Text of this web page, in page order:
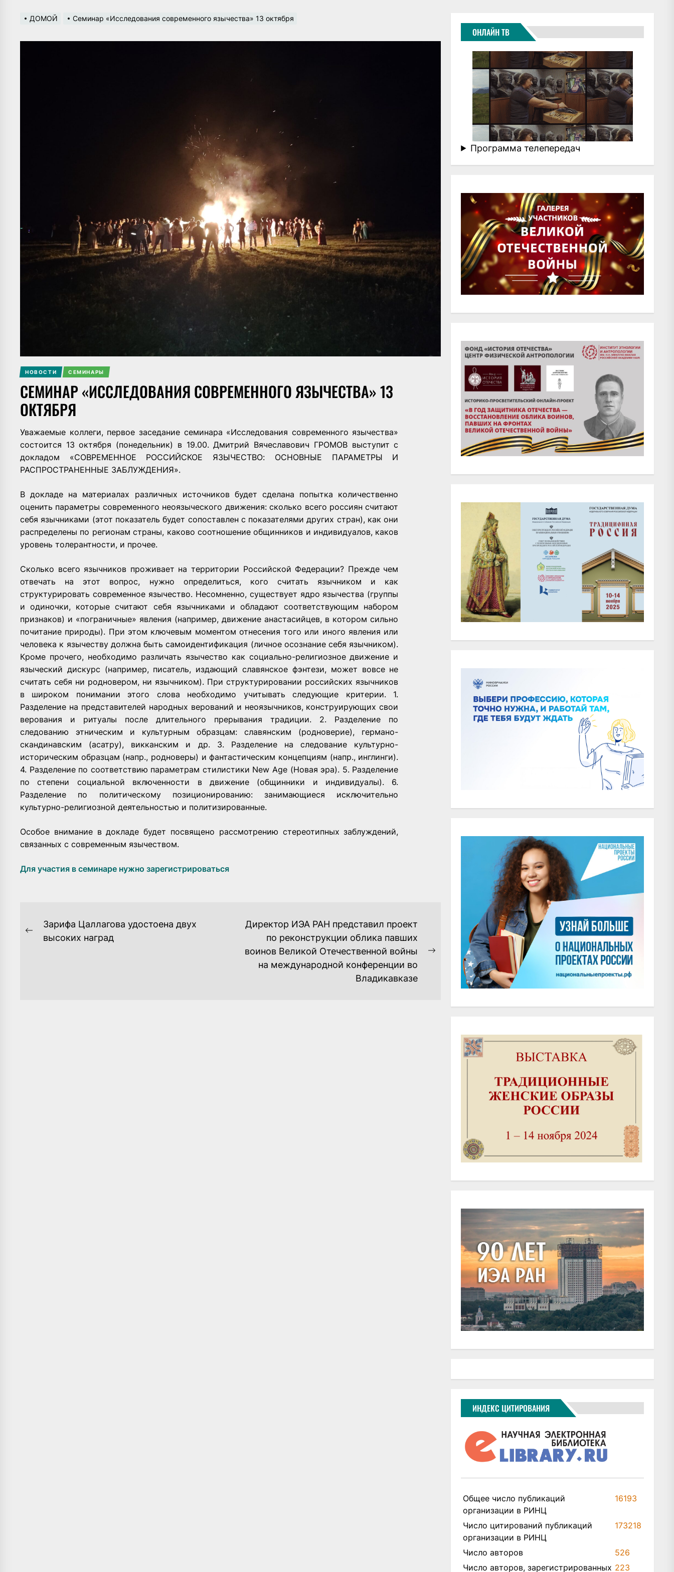
ДОМОЙ Семинар «Исследования современного язычества» 13 октября
НОВОСТИ СЕМИНАРЫ
СЕМИНАР «ИССЛЕДОВАНИЯ СОВРЕМЕННОГО ЯЗЫЧЕСТВА» 13
ОКТЯБРЯ
Уважаемые коллеги, первое заседание семинара «Исследования современного язычества»
состоится 13 октября (понедельник) в 19.00. Дмитрий Вячеславович ГРОМОВ выступит с
докладом «СОВРЕМЕННОЕ РОССИЙСКОЕ ЯЗЫЧЕСТВО: ОСНОВНЫЕ ПАРАМЕТРЫ И
РАСПРОСТРАНЕННЫЕ ЗАБЛУЖДЕНИЯ».
В докладе на материалах различных источников будет сделана попытка количественно
оценить параметры современного неоязыческого движения: сколько всего россиян считают
себя язычниками (этот показатель будет сопоставлен с показателями других стран), как они
распределены по регионам страны, каково соотношение общинников и индивидуалов, каков
уровень толерантности, и прочее.
Сколько всего язычников проживает на территории Российской Федерации? Прежде чем
отвечать на этот вопрос, нужно определиться, кого считать язычником и как
структурировать современное язычество. Несомненно, существует ядро язычества (группы
и одиночки, которые считают себя язычниками и обладают соответствующим набором
признаков) и «пограничные» явления (например, движение анастасийцев, в котором сильно
почитание природы). При этом ключевым моментом отнесения того или иного явления или
человека к язычеству должна быть самоидентификация (личное осознание себя язычником).
Кроме прочего, необходимо различать язычество как социально-религиозное движение и
языческий дискурс (например, писатель, издающий славянское фэнтези, может вовсе не
считать себя ни родновером, ни язычником). При структурировании российских язычников
в широком понимании этого слова необходимо учитывать следующие критерии. 1.
Разделение на представителей народных верований и неоязычников, конструирующих свои
верования и ритуалы после длительного прерывания традиции. 2. Разделение по
следованию этническим и культурным образцам: славянским (родноверие), германо-
скандинавским (асатру), викканским и др. 3. Разделение на следование культурно-
историческим образцам (напр., родноверы) и фантастическим концепциям (напр., инглинги).
4. Разделение по соответствию параметрам стилистики New Age (Новая эра). 5. Разделение
по степени социальной включенности в движение (общинники и индивидуалы). 6.
Разделение по политическому позиционированию: занимающиеся исключительно
культурно-религиозной деятельностью и политизированные.
Особое внимание в докладе будет посвящено рассмотрению стереотипных заблуждений,
связанных с современным язычеством.
Для участия в семинаре нужно зарегистрироваться
НАВИГАЦИЯ
Previous
Зарифа Цаллагова удостоена двух
высоких наград
Директор ИЭА РАН представил проект
по реконструкции облика павших
воинов Великой Отечественной войны
на международной конференции во
Владикавказе
ОНЛАЙН ТВ
Программа телепередач
ИНДЕКС ЦИТИРОВАНИЯ
Общее число публикаций
организации в РИНЦ
16193
Число цитирований публикаций
организации в РИНЦ
173218
Число авторов
526
Число авторов, зарегистрированных 223